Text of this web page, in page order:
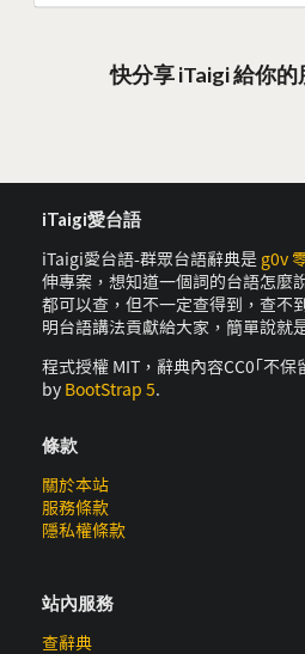
快分享 iTaigi 給你的
iTaigi愛台語
iTaigi愛台語-群眾台語辭典是 g0v
伸專案，想知道一個詞的台語怎麼
都可以查，但不一定查得到，查不
明台語講法貢獻給大家，簡單說就
程式授權 MIT，辭典內容CC0｢不
by BootStrap 5.
條款
關於本站
服務條款
隱私權條款
站內服務
查辭典